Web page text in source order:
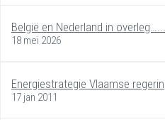
België en Nederland in overleg…...
18 mei 2026
Energiestrategie Vlaamse
17 jan 2011